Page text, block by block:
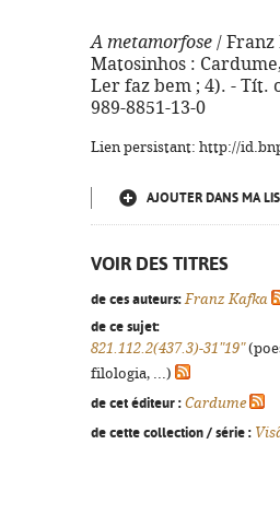
A metamorfose / Franz
Matosinhos :
Ler faz bem ; 4). - Tít.
989-8851-13-0
Lien persistant: http://
AJOUTER DANS MA
VOIR DES TITRES
de ces auteurs: Franz Kafka
de ce sujet:
821.112.2(437.3)-31"19"
filologia, ...)
de cet éditeur : Cardume
de cette collection / série :